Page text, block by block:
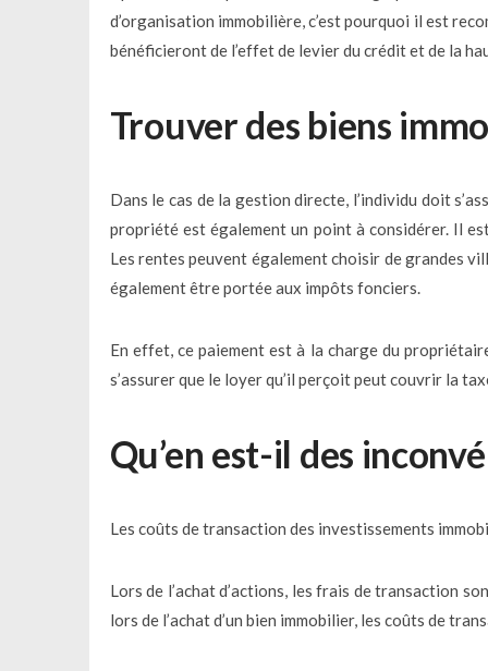
d’organisation immobilière, c’est pourquoi il est
bénéficieront de l’effet de levier du crédit et de la
Trouver des biens
Dans le cas de la gestion directe, l’individu doit
propriété est également un point à considérer. Il
Les rentes peuvent également choisir de grandes
également être portée aux impôts fonciers.
En effet, ce paiement est à la charge du
s’assurer que le loyer qu’il perçoit peut couvrir la
Qu’en est-il des
Les coûts de transaction des investissements
Lors de l’achat d’actions, les frais de transaction
lors de l’achat d’un bien immobilier, les coûts de